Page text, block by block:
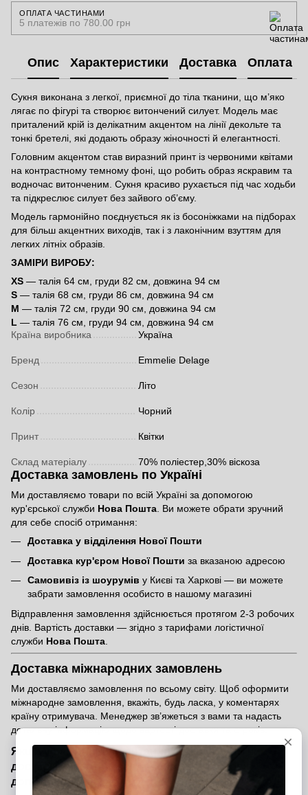
ОПЛАТА ЧАСТИНАМИ
5 платежів по 780.00 грн
Опис Характеристики Доставка Оплата
Сукня виконана з легкої, приємної до тіла тканини, що м’яко
лягає по фігурі та створює витончений силует. Модель має
приталений крій із делікатним акцентом на лінії декольте та
тонкі бретелі, які додають образу жіночності й елегантності.
Головним акцентом став виразний принт із червоними квітами
на контрастному темному фоні, що робить образ яскравим та
водночас витонченим. Сукня красиво рухається під час ходьби
та підкреслює силует без зайвого об’єму.
Модель гармонійно поєднується як із босоніжками на підборах
для більш акцентних виходів, так і з лаконічним взуттям для
легких літніх образів.
ЗАМІРИ ВИРОБУ:
XS — талія 64 см, груди 82 см, довжина 94 см
S — талія 68 см, груди 86 см, довжина 94 см
M — талія 72 см, груди 90 см, довжина 94 см
L — талія 76 см, груди 94 см, довжина 94 см
Країна виробника
Україна
Бренд Emmelie Delage
Сезон Літо
Колір Чорний
Принт Квітки
Склад матеріалу 70% поліестер,30% віскоза
Доставка замовлень по Україні
Ми доставляємо товари по всій Україні за допомогою
кур'єрської служби Нова Пошта. Ви можете обрати зручний
для себе спосіб отримання:
Доставка у відділення Нової Пошти
Доставка кур'єром Нової Пошти за вказаною адресою
Самовивіз із шоурумів у Києві та Харкові — ви можете
забрати замовлення особисто в нашому магазині
Відправлення замовлення здійснюється протягом 2-3 робочих
днів. Вартість доставки — згідно з тарифами логістичної
служби Нова Пошта
Доставка міжнародних замовлень
Ми доставляємо замовлення по всьому світу. Щоб оформити
міжнародне замовлення, вкажіть, будь ласка, у коментарях
країну отримувача. Менеджер зв’яжеться з вами та надасть
детальну інформацію щодо вартості доставки та строків.
Якщо у вас виникли питання щодо оплати чи
доставки, звертайтеся — ми завжди готові
допомогти!